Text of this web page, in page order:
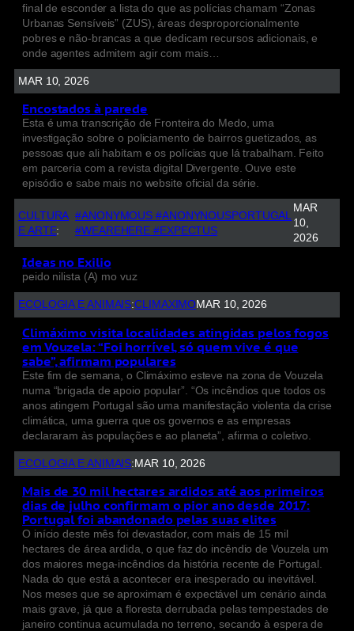
final de esconder a lista do que as polícias chamam “Zonas
Urbanas Sensíveis” (ZUS), áreas desproporcionalmente
pobres e não-brancas a que dedicam recursos adicionais, e
onde agentes admitem agir com mais…
MAR 10, 2026
Encostados à parede
Esta é uma transcrição de Fronteira do Medo, uma
investigação sobre o policiamento de bairros guetizados, as
pessoas que ali habitam e os polícias que lá trabalham. Feito
em parceria com a revista digital Divergente. Ouve este
episódio e sabe mais no website oficial da série.
CULTURA
E ARTE:
#ANONYMOUS #ANONYNOUSPORTUGAL
#WEAREHERE #EXPECTUS
MAR
10,
2026
Ideas no Exilio
peido nilista (A) mo vuz
ECOLOGIA E ANIMAIS:CLIMAXIMOMAR 10, 2026
Climáximo visita localidades atingidas pelos fogos
em Vouzela: “Foi horrível, só quem vive é que
sabe”, afirmam populares
Este fim de semana, o Climáximo esteve na zona de Vouzela
numa “brigada de apoio popular”. “Os incêndios que todos os
anos atingem Portugal são uma manifestação violenta da crise
climática, uma guerra que os governos e as empresas
declararam às populações e ao planeta”, afirma o coletivo.
ECOLOGIA E ANIMAIS: MAR 10, 2026
Mais de 30 mil hectares ardidos até aos primeiros
dias de julho confirmam o pior ano desde 2017:
Portugal foi abandonado pelas suas elites
O início deste mês foi devastador, com mais de 15 mil
hectares de área ardida, o que faz do incêndio de Vouzela um
dos maiores mega-incêndios da história recente de Portugal.
Nada do que está a acontecer era inesperado ou inevitável.
Nos meses que se aproximam é expectável um cenário ainda
mais grave, já que a floresta derrubada pelas tempestades de
janeiro continua acumulada no terreno, secando à espera de